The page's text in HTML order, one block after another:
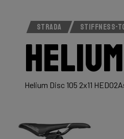
STRADA STIFFNESS-
Helium Disc 105 2x11